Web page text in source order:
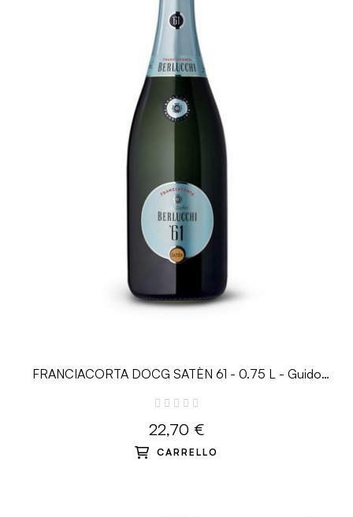
FRANCIACORTA DOCG SATÈN 61 - 0.75 L - Guido
22,70 €
CARRELLO